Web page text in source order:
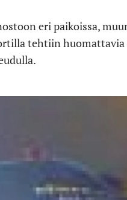
eri paikoissa,
tehtiin